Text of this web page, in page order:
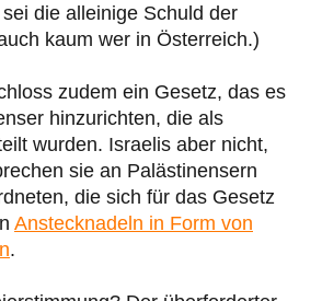
die alleinige Schuld der
kaum wer in Österreich.)
zudem ein Gesetz, das es
hinzurichten, die als
wurden. Israelis aber nicht,
sie an Palästinensern
die sich für das Gesetz
Anstecknadeln in Form von
.